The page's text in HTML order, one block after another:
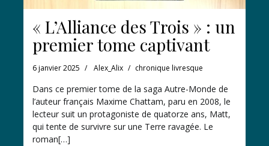
« L’Alliance des Trois » : un
premier tome captivant
6 janvier 2025 Alex_Alix chronique livresque
Dans ce premier tome de la saga Autre-Monde de
l’auteur français Maxime Chattam, paru en 2008, le
lecteur suit un protagoniste de quatorze ans, Matt,
qui tente de survivre sur une Terre ravagée. Le
roman[…]